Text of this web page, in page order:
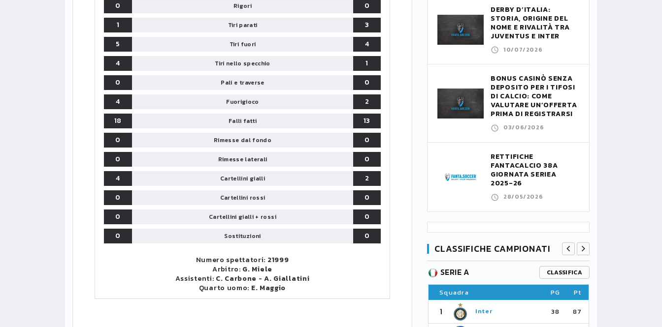
0
Rigori
0
1
Tiri parati
3
5
Tiri fuori
4
4
Tiri nello specchio
1
0
Pali e traverse
0
4
Fuorigioco
2
18
Falli fatti
13
0
Rimesse dal fondo
0
0
Rimesse laterali
0
4
Cartellini gialli
2
0
Cartellini rossi
0
0
Cartellini gialli + rossi
0
0
Sostituzioni 0
Numero spettatori: 21999
Arbitro: G. Miele
Assistenti: C. Carbone -A. Giallatini
Quarto uomo: E. Maggio
DERBY D’ITALIA:
STORIA, ORIGINE DEL
NOME E RIVALITÀ TRA
JUVENTUS E INTER
10/07/2026
BONUS CASINÒ SENZA
DEPOSITO PER I TIFOSI
DI CALCIO: COME
VALUTARE UN’OFFERTA
PRIMA DI REGISTRARSI
03/06/2026
RETTIFICHE
FANTACALCIO 38A
GIORNATA SERIEA
2025-26
28/05/2026
CLASSIFICHE CAMPIONATI
CLASSIFICA
PG Pt
SERIE B
Squadra
SERIE A CLASSIFICA
Squadra PG Pt
1 Inter 38 87